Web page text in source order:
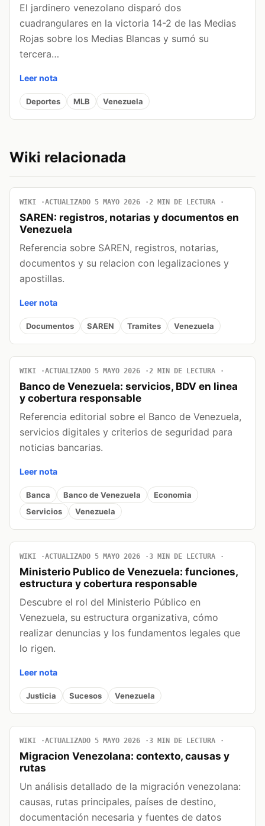
El jardinero venezolano disparó dos
cuadrangulares en la victoria 14-2 de las Medias
Rojas sobre los Medias Blancas y sumó su
tercera…
Leer nota
Deportes MLB Venezuela
Wiki relacionada
WIKI ACTUALIZADO 5 MAYO 2026 2 MIN DE LECTURA
SAREN: registros, notarias y documentos en
Venezuela
Referencia sobre SAREN, registros, notarias,
documentos y su relacion con legalizaciones y
apostillas.
Leer nota
Documentos SAREN Tramites Venezuela
WIKI ACTUALIZADO 5 MAYO 2026 2 MIN DE LECTURA
Banco de Venezuela: servicios, BDV en linea
y cobertura responsable
Referencia editorial sobre el Banco de Venezuela,
servicios digitales y criterios de seguridad para
noticias bancarias.
Leer nota
Banca Banco de Venezuela
Economia
Servicios
Venezuela
WIKI ACTUALIZADO 5 MAYO 2026 3 MIN DE LECTURA
Ministerio Publico de Venezuela: funciones,
estructura y cobertura responsable
Descubre el rol del Ministerio Público en
Venezuela, su estructura organizativa, cómo
realizar denuncias y los fundamentos legales que
lo rigen.
Leer nota
Justicia Sucesos Venezuela
WIKI ACTUALIZADO 5 MAYO 2026 3 MIN DE LECTURA
Migracion Venezolana: contexto, causas y
rutas
Un análisis detallado de la migración venezolana:
causas, rutas principales, países de destino,
documentación necesaria y fuentes de datos